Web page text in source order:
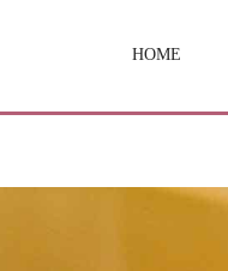
HOME